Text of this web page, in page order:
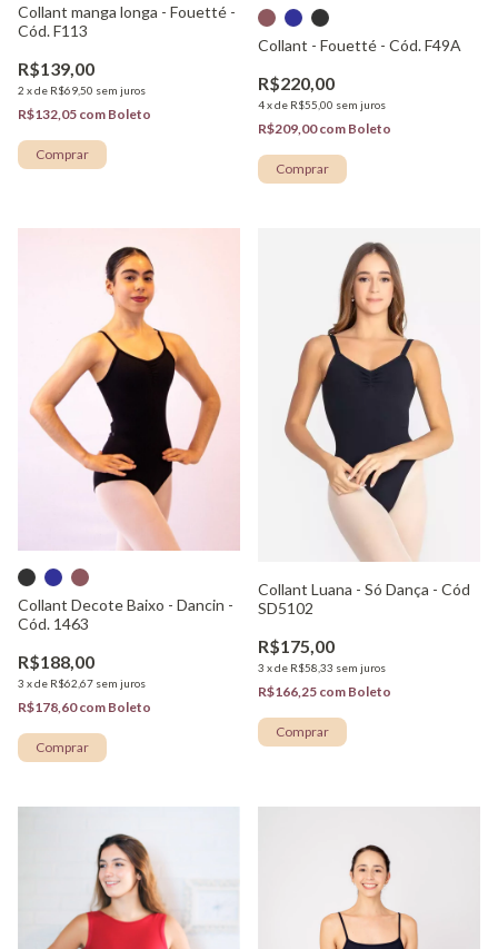
Collant manga longa - Fouetté -
Cód. F113
R$139,00
2 xde R$69,50 sem juros
R$132,05 com Boleto
Comprar
Collant - Fouetté - Cód. F49A
R$220,00
4xde R$55,00 sem juros
R$209,00com Boleto
Comprar
Collant Decote Baixo - Dancin -
Cód. 1463
R$188,00
3 xde R$62,67 sem juros
R$178,60com Boleto
Comprar
Collant Luana - Só Dança - Cód
SD5102
R$175,00
3 xde R$58,33 sem juros
R$166,25 com Boleto
Comprar